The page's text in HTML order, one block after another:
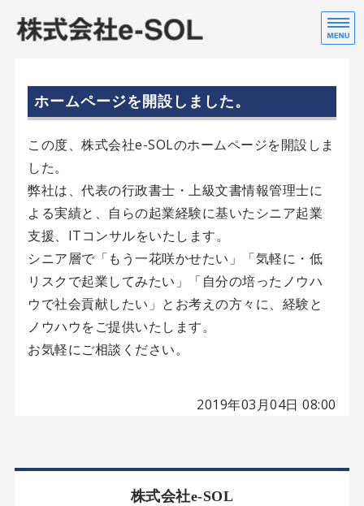
会社案内
ホームページを開設しました。
この度、株式会社e-SOLのホームページを開設しま
した。
弊社は、代表の行政書士・上級文書情報管理士に
よる実績と、自らの起業経験に基いたシニア起業
支援、ITコンサルをいたします。
シニア層で「もう一花咲かせたい」「気軽に・低
リスクで起業してみたい」「自分の培ったノウハ
ウで社会貢献したい」とお考えの方々に、経験と
ノウハウをご提供いたします。
お気軽にご相談ください。
2019年03月04日 08:00
株式会社e-SOL